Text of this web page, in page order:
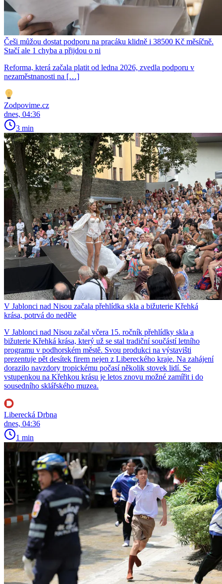
Češi můžou dostat podporu na pracáku klidně i 38500 Kč měsíčně.
Stačí ale 1 chyba a přijdou o ni
Reforma, která začala platit od ledna 2026, zvedla podporu v
nezaměstnanosti na […]
Zodpovime.cz
dnes, 04:36
3 min
V Jablonci nad Nisou začala přehlídka skla a bižuterie Křehká
krása, potrvá do neděle
V Jablonci nad Nisou začal včera 15. ročník přehlídky skla a
bižuterie Křehká krása, který už se stal tradiční součástí letního
programu v podhorském městě. Svou produkci na výstavišti
prezentuje pět desítek firem nejen z Libereckého kraje. Na zahájení
dorazilo navzdory tropickému počasí několik stovek lidí. Se
vstupenkou na Křehkou krásu je letos znovu možné zamířit i do
sousedního sklářského muzea.
Liberecká Drbna
dnes, 04:36
1 min